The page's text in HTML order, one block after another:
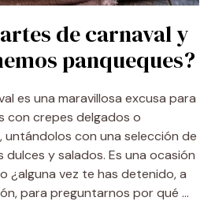
de carnaval y
panqueques?
es una maravillosa excusa para
con crepes delgados o
untándolos con una selección de
y salados. Es una ocasión
¿alguna vez te has detenido, a
para preguntarnos por qué …